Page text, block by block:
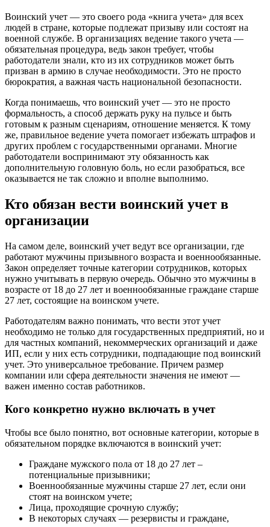
Воинский учет — это своего рода «книга учета» для всех
людей в стране, которые подлежат призыву или состоят на
военной службе. В организациях ведение такого учета —
обязательная процедура, ведь закон требует, чтобы
работодатели знали, кто из их сотрудников может быть
призван в армию в случае необходимости. Это не просто
бюрократия, а важная часть национальной безопасности.
Когда понимаешь, что воинский учет — это не просто
формальность, а способ держать руку на пульсе и быть
готовым к разным сценариям, отношение меняется. К тому
же, правильное ведение учета помогает избежать штрафов и
других проблем с государственными органами. Многие
работодатели воспринимают эту обязанность как
дополнительную головную боль, но если разобраться, все
оказывается не так сложно и вполне выполнимо.
Кто обязан вести воинский учет в
организации
На самом деле, воинский учет ведут все организации, где
работают мужчины призывного возраста и военнообязанные.
Закон определяет точные категории сотрудников, которых
нужно учитывать в первую очередь. Обычно это мужчины в
возрасте от 18 до 27 лет и военнообязанные граждане старше
27 лет, состоящие на воинском учете.
Работодателям важно понимать, что вести этот учет
необходимо не только для государственных предприятий, но и
для частных компаний, некоммерческих организаций и даже
ИП, если у них есть сотрудники, подпадающие под воинский
учет. Это универсальное требование. Причем размер
компании или сфера деятельности значения не имеют —
важен именно состав работников.
Кого конкретно нужно включать в учет
Чтобы все было понятно, вот основные категории, которые в
обязательном порядке включаются в воинский учет:
Граждане мужского пола от 18 до 27 лет –
потенциальные призывники;
Военнообязанные мужчины старше 27 лет, если они
стоят на воинском учете;
Лица, проходящие срочную службу;
В некоторых случаях — резервисты и граждане,